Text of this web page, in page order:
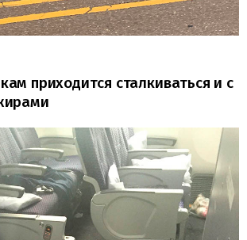
приходится сталкиваться и с